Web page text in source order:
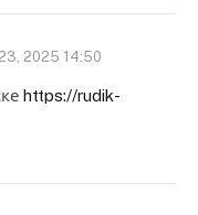
2025 14:50
https://rudik-